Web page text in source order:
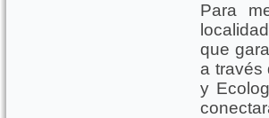
Para
que
a través
y